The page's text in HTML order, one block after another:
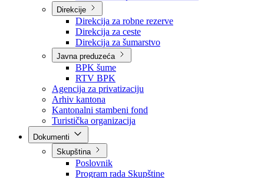
Uprave
Kantonalna uprava za inspekcijske poslove
Kantonalna uprava civilne zaštite
Direkcije
Direkcija za robne rezerve
Direkcija za ceste
Direkcija za šumarstvo
Javna preduzeća
BPK šume
RTV BPK
Agencija za privatizaciju
Arhiv kantona
Kantonalni stambeni fond
Turistička organizacija